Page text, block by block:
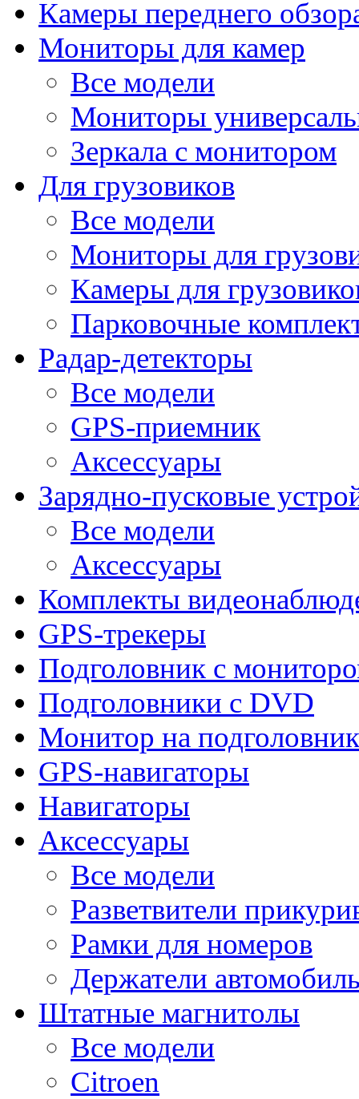
Камеры переднего
Мониторы для камер
Все модели
Мониторы
Зеркала с монитором
Для грузовиков
Все модели
Мониторы для
Камеры для
Парковочные
Радар-детекторы
Все модели
GPS-приемник
Аксессуары
Зарядно-пусковые
Все модели
Аксессуары
Комплекты
GPS-трекеры
Подголовник с
Подголовники с DVD
Монитор на подголовник
GPS-навигаторы
Навигаторы
Аксессуары
Все модели
Разветвители
Рамки для номеров
Держатели
Штатные магнитолы
Все модели
Citroen